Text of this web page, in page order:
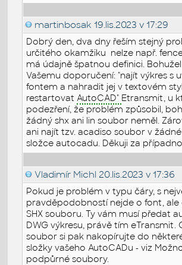
martinbosak 19.lis.2023 v 17:29
Dobrý den, dva dny řeším stejný
určitého okamžiku nelze např.
má údajně špatnou definici.
Vašemu doporučení: "najít výkres s
fontem a nahradit jej v textovém
restartovatAutoCAD" Etransmit, u
podezření, že problém způsobil,
žádný shx ani lin soubor neměl.
ani najít tzv. acadiso soubor v
složce autocadu. Děkuji za
Vladimír Michl 20.lis.2023 v 17:36
Pokud je problém v typu čáry, s
pravděpodobností nejde o font, ale
SHX souboru. Ty vám musí předat
DWG výkresu, právě tím eTransmit.
soubor si pak nakopírujte do
složky vašeho AutoCADu - viz
podpůrné soubory.